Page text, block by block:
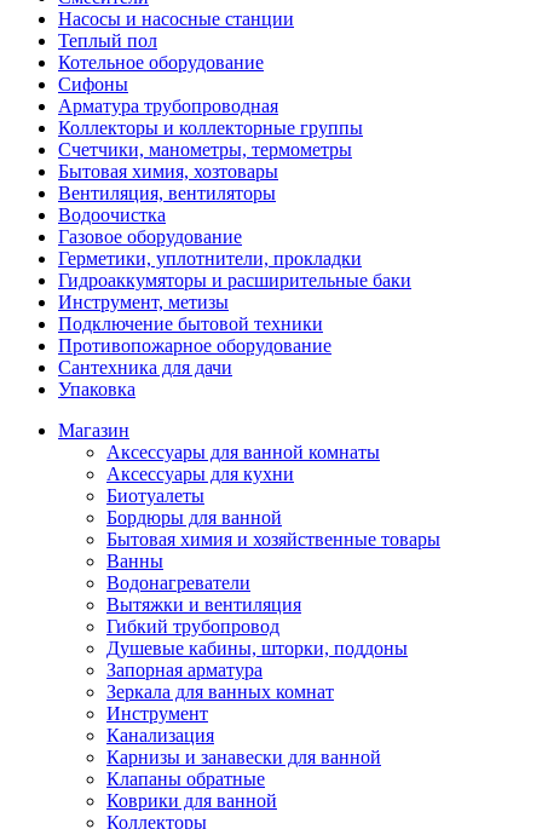
Насосы и насосные станции
Теплый пол
Котельное оборудование
Сифоны
Арматура трубопроводная
Коллекторы и коллекторные группы
Счетчики, манометры, термометры
Бытовая химия, хозтовары
Вентиляция, вентиляторы
Водоочистка
Газовое оборудование
Герметики, уплотнители, прокладки
Гидроаккумяторы и расширительные баки
Инструмент, метизы
Подключение бытовой техники
Противопожарное оборудование
Сантехника для дачи
Упаковка
Магазин
Аксессуары для ванной комнаты
Аксессуары для кухни
Биотуалеты
Бордюры для ванной
Бытовая химия и хозяйственные товары
Ванны
Водонагреватели
Вытяжки и вентиляция
Гибкий трубопровод
Душевые кабины, шторки, поддоны
Запорная арматура
Зеркала для ванных комнат
Инструмент
Канализация
Карнизы и занавески для ванной
Клапаны обратные
Коврики для ванной
Коллекторы